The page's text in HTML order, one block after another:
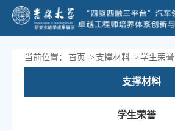
当前位置： 首页 -> 支撑材料-> 学生荣誉
支撑材料
学生荣誉